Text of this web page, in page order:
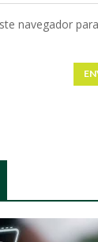
navegador